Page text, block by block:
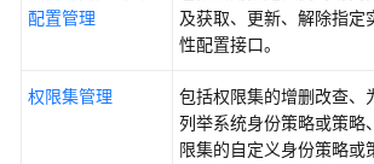
快
门
配置管理
及获取、更新、解除指定
性配置接口。
权限集管理
包括权限集的增删改查、
列举系统身份策略或策略
限集的自定义身份策略或